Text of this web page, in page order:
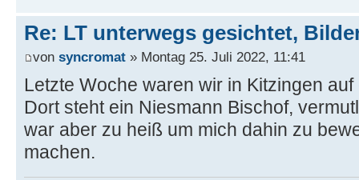
Re: LT unterwegs gesichtet,
von syncromat » Montag 25. Juli 2022, 11:41
Letzte Woche waren wir in Kitzingen
Dort steht ein Niesmann Bischof,
war aber zu heiß um mich dahin zu
machen.